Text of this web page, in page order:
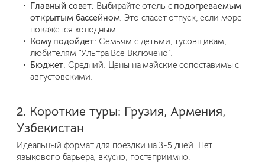
Главный совет: Выбирайте отель с подогреваемым
открытым бассейном. Это спасет отпуск, если море
покажется холодным.
Кому подойдет: Семьям с детьми, тусовщикам,
любителям "Ультра Все Включено".
Бюджет: Средний. Цены на майские сопоставимы с
августовскими.
2. Короткие туры: Грузия, Армения,
Узбекистан
Идеальный формат для поездки на 3-5 дней. Нет
языкового барьера, вкусно, гостеприимно.